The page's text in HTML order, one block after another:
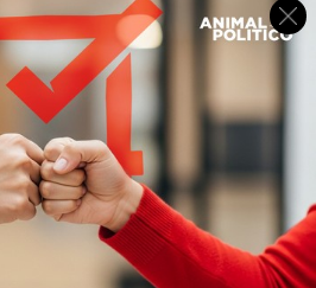
TD en los hombres bajó de 5.5 a
mientras que en las mujeres
en ese periodo.